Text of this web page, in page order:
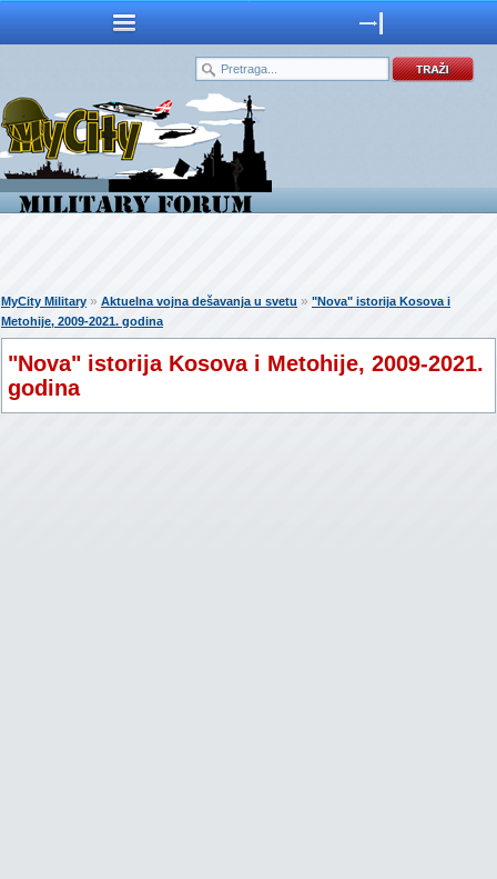
MyCity Military » Aktuelna vojna dešavanja u svetu » "Nova" istorija Kosova i
Metohije, 2009-2021. godina
"Nova" istorija Kosova i Metohije, 2009-2021.
godina